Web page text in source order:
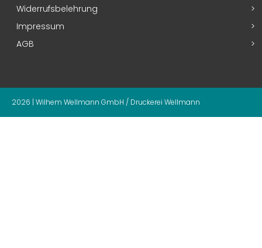
Widerrufsbelehrung
Impressum
AGB
2026 | Wilhem Wellmann GmbH / Druckerei Wellmann